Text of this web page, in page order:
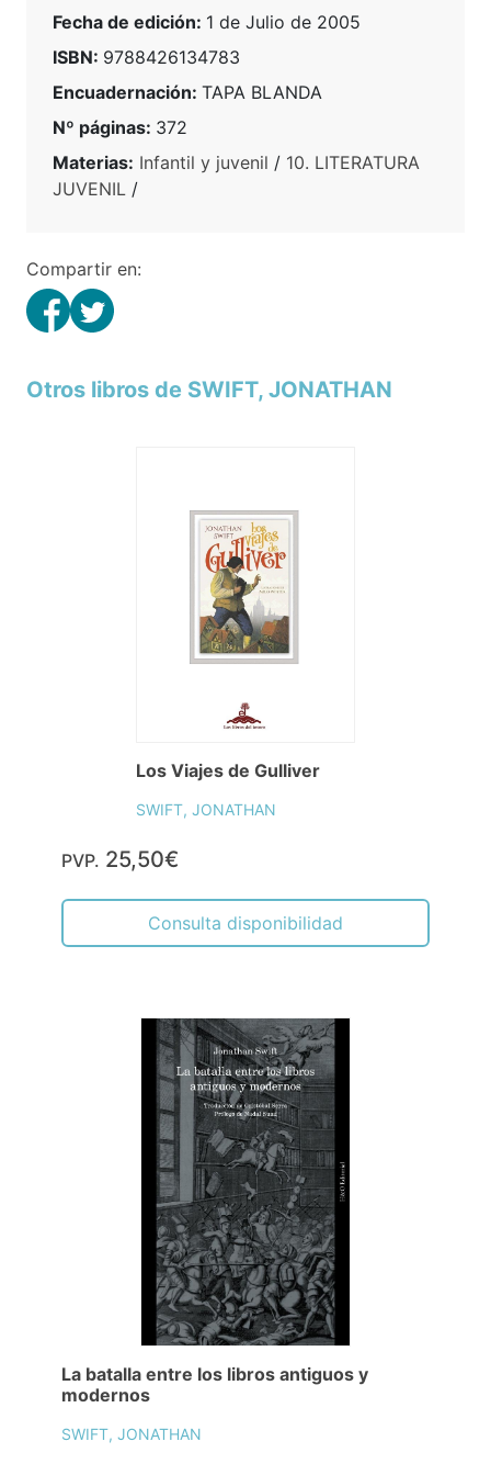
Fecha de edición: 1 de Julio de 2005
ISBN: 9788426134783
Encuadernación: TAPA BLANDA
Nº páginas: 372
Materias: Infantil y juvenil / 10. LITERATURA
JUVENIL /
Compartir en:
Otros libros de SWIFT, JONATHAN
Los Viajes de Gulliver
SWIFT, JONATHAN
PVP. 25,50€
Consulta disponibilidad
La batalla entre los libros antiguos y
modernos
SWIFT, JONATHAN